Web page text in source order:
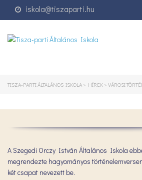
iskola@tiszaparti.hu
TISZA-PARTI ÁLTALÁNOS ISKOLA > HÍREK > VÁROSI
A Szegedi Orczy István Általános Iskola
megrendezte hagyományos
két csapat nevezett be.